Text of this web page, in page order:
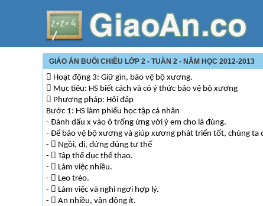
GIÁO ÁN BUỔI CHIỀU LỚP 2 - TUẦN 2 - NĂM HỌC 2012-2013
 Hoạt động 3: Giữ gìn, bảo vệ bộ xương.
 Mục tiêu: HS biết cách và có ý thức bảo vệ bộ xương
 Phương pháp: Hỏi đáp
Bước 1: HS làm phiếu học tập cá nhân
- Đánh dấu x vào ô trống ứng với ý em cho là đúng.
- Để bảo vệ bộ xương và giúp xương phát triển tốt, chúng ta
-  Ngồi, đi, đứng đúng tư thế
-  Tập thể dục thể thao.
-  Làm việc nhiều.
-  Leo trèo.
-  Làm việc và nghỉ ngơi hợp lý.
-  An nhiều, vận động ít.